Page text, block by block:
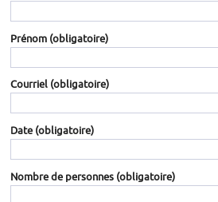
Prénom (obligatoire)
Courriel (obligatoire)
Date (obligatoire)
Nombre de personnes (obligatoire)